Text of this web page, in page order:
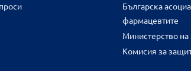
Българска
фармацевтите
Министерство
Комисия за